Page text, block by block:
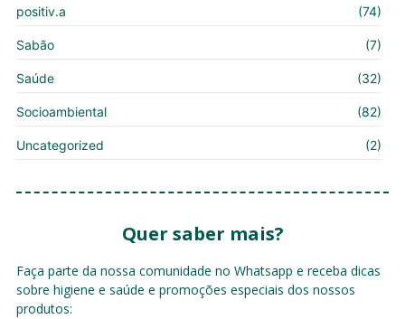
positiv.a (74)
Sabão (7)
Saúde (32)
Socioambiental (82)
Uncategorized (2)
Quer saber mais?
Faça parte da nossa comunidade no Whatsapp e receba dicas
sobre higiene e saúde e promoções especiais dos nossos
produtos: